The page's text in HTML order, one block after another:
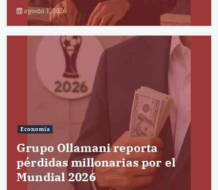
agosto 1, 2026
Economía
Grupo Ollamani reporta
pérdidas millonarias por el
Mundial 2026